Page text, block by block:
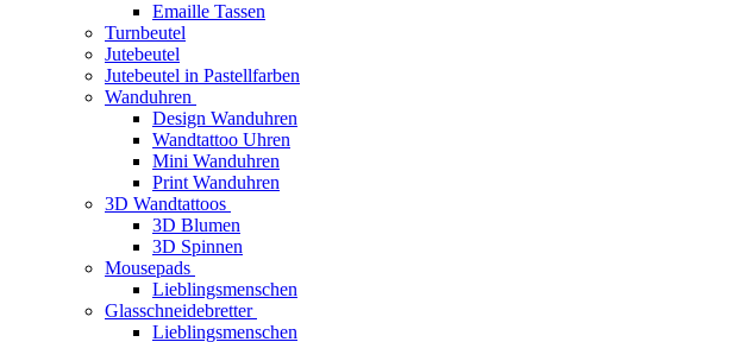
Emaille Tassen
Turnbeutel
Jutebeutel
Jutebeutel in Pastellfarben
Wanduhren
Design Wanduhren
Wandtattoo Uhren
Mini Wanduhren
Print Wanduhren
3D Wandtattoos
3D Blumen
3D Spinnen
Mousepads
Lieblingsmenschen
Glasschneidebretter
Lieblingsmenschen